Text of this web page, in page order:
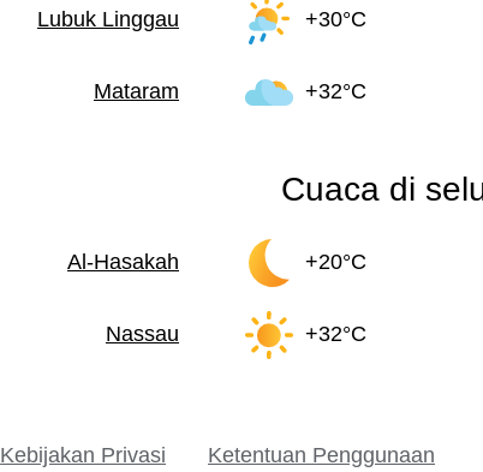
Lubuk Linggau +30°C
Mataram +32°C
Cuaca di
Al-Hasakah +20°C
Nassau +32°C
Kebijakan Privasi Ketentuan Penggunaan